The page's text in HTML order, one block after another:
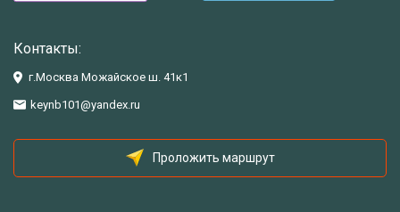
Контакты:
г.Москва Можайское ш. 41к1
keynb101@yandex.ru
Проложить маршрут